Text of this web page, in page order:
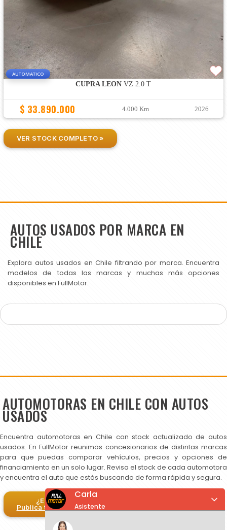
AUTOMATICO
CUPRA LEON VZ 2.0 T
$ 33.890.000 4.000 Km 2026
VER STOCK COMPLETO »
AUTOS USADOS POR MARCA EN
CHILE
Explora autos usados en Chile filtrando por marca. Encuentra
modelos de todas las marcas y muchas más opciones
disponibles en FullMotor.
AUTOMOTORAS EN CHILE CON AUTOS
USADOS
Encuentra automotoras en Chile con stock actualizado de autos
usados. En FullMotor reunimos concesionarios de distintas marcas
para que puedas comparar vehículos, precios y opciones de
financiamiento en un solo lugar. Revisa el stock de cada automotora
y encuentra el auto que estás buscando de forma rápida y segura.
¿Eres automotora?
Publica tus autos en FullMotor
Carla
Asistente